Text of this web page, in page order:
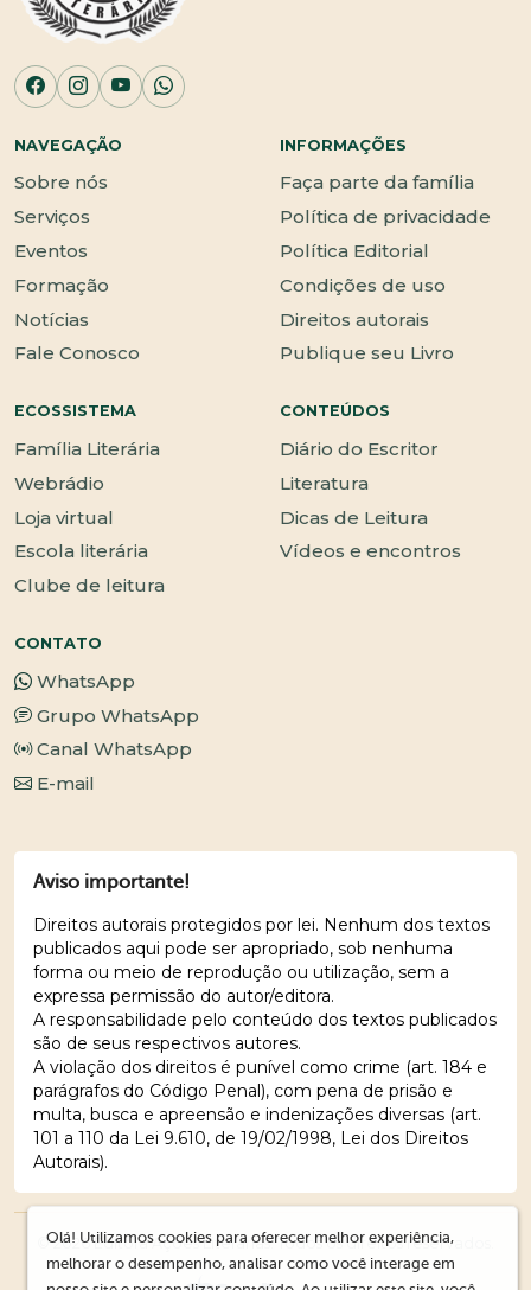
NAVEGAÇÃO
Sobre nós
Serviços
Eventos
Formação
Notícias
Fale Conosco
INFORMAÇÕES
Faça parte da família
Política de privacidade
Política Editorial
Condições de uso
Direitos autorais
Publique seu Livro
ECOSSISTEMA
Família Literária
Webrádio
Loja virtual
Escola literária
Clube de leitura
CONTEÚDOS
Diário do Escritor
Literatura
Dicas de Leitura
Vídeos e encontros
CONTATO
WhatsApp
Grupo WhatsApp
Canal WhatsApp
E-mail
Aviso importante!
Direitos autorais protegidos por lei. Nenhum dos textos
publicados aqui pode ser apropriado, sob nenhuma
forma ou meio de reprodução ou utilização, sem a
expressa permissão do autor/editora.
A responsabilidade pelo conteúdo dos textos publicados
são de seus respectivos autores.
A violação dos direitos é punível como crime (art. 184 e
parágrafos do Código Penal), com pena de prisão e
multa, busca e apreensão e indenizações diversas (art.
101 a 110 da Lei 9.610, de 19/02/1998, Lei dos Direitos
Autorais).
© 2026 Editora Ações Literárias. Todos os direitos reservados.
Olá! Utilizamos cookies para oferecer melhor experiência,
melhorar o desempenho, analisar como você interage em